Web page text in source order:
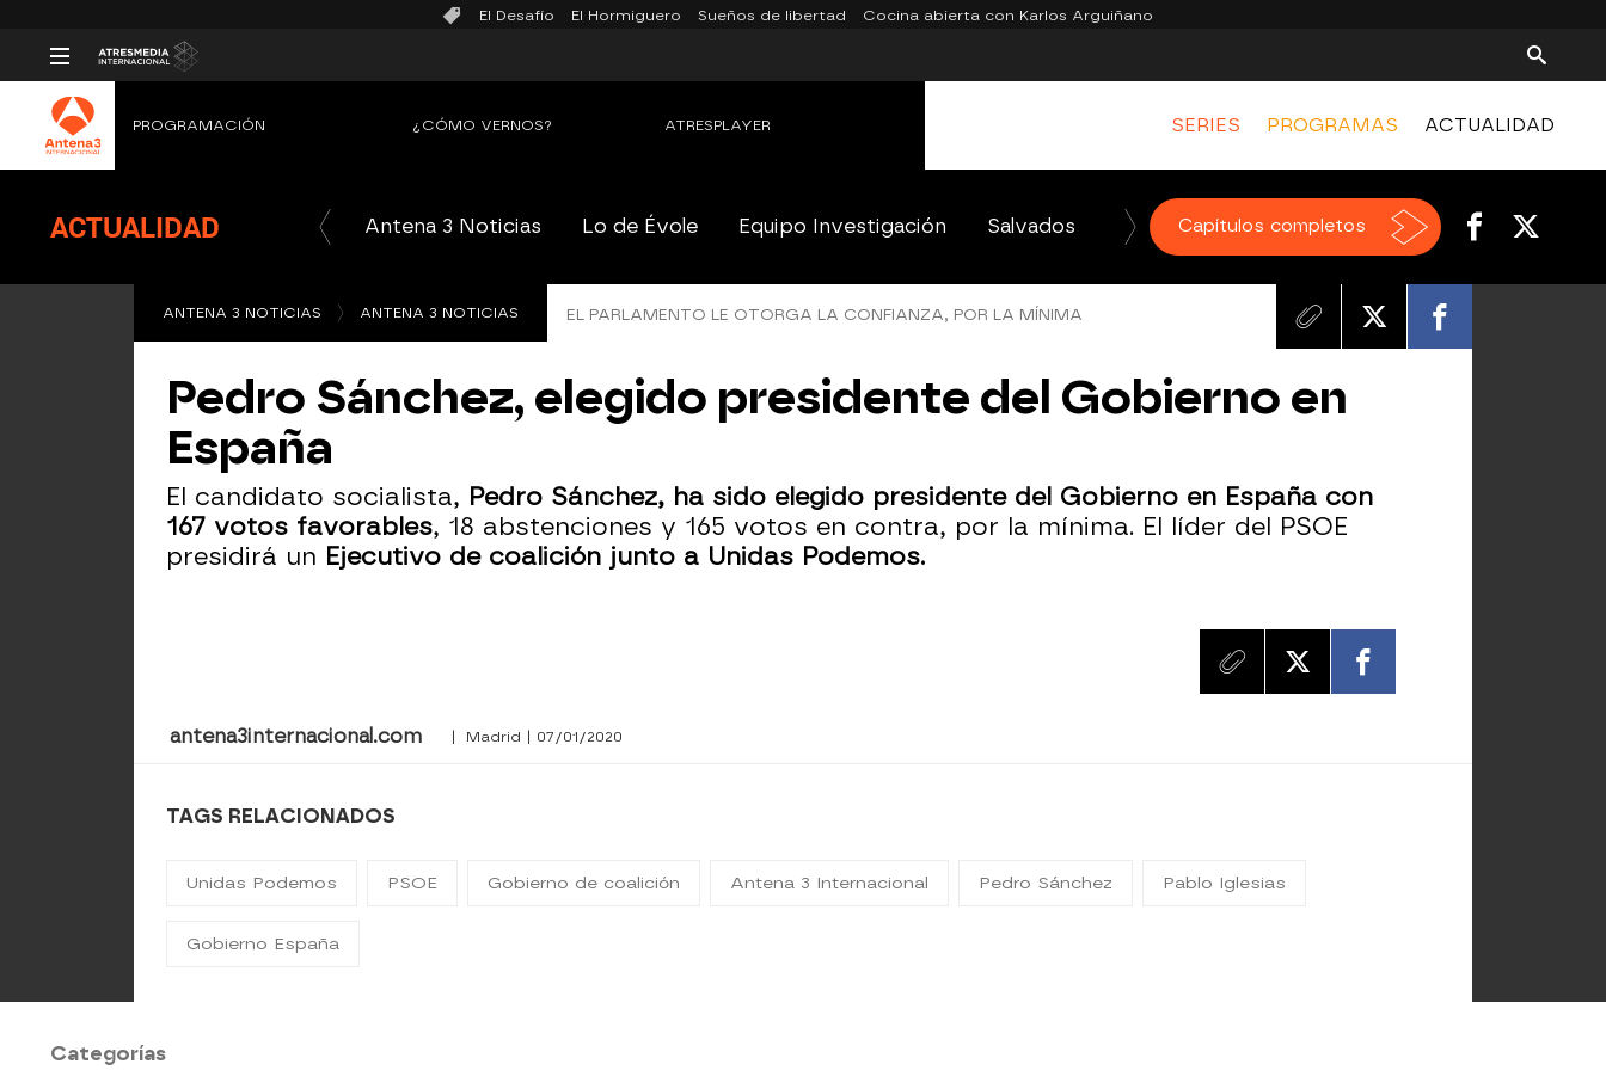
El Desafío El Hormiguero Sueños de libertad Cocina abierta con Karlos Arguiñano
SERIES PROGRAMAS ACTUALIDAD
PROGRAMACIÓN ¿CÓMO VERNOS? ATRESPLAYER
ACTUALIDAD Antena 3 Noticias Lo de Évole Equipo Investigación Salvados El Chiringuito de jugones
Capítulos completos
ANTENA 3 NOTICIAS ANTENA 3 NOTICIAS EL PARLAMENTO LE OTORGA LA CONFIANZA, POR LA MÍNIMA
Pedro Sánchez, elegido presidente del Gobierno en
España
El candidato socialista, Pedro Sánchez, ha sido elegido presidente del Gobierno en España con
167 votos favorables, 18 abstenciones y 165 votos en contra, por la mínima. El líder del PSOE
presidirá un Ejecutivo de coalición junto a Unidas Podemos.
antena3internacional.com | Madrid | 07/01/2020
TAGS RELACIONADOS
Unidas Podemos PSOE Gobierno de coalición Antena 3 Internacional Pedro Sánchez Pablo Iglesias
Gobierno España
Categorías